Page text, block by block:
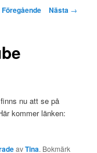
Föregående Nästa →
nu att se på
kommer länken:
avTina. Bokmärk